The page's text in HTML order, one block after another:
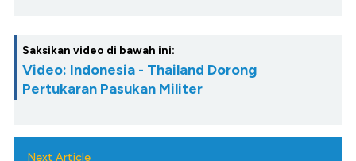
Saksikan video di bawah ini:
Video: Indonesia - Thailand Dorong
Pertukaran Pasukan Militer
Next Article